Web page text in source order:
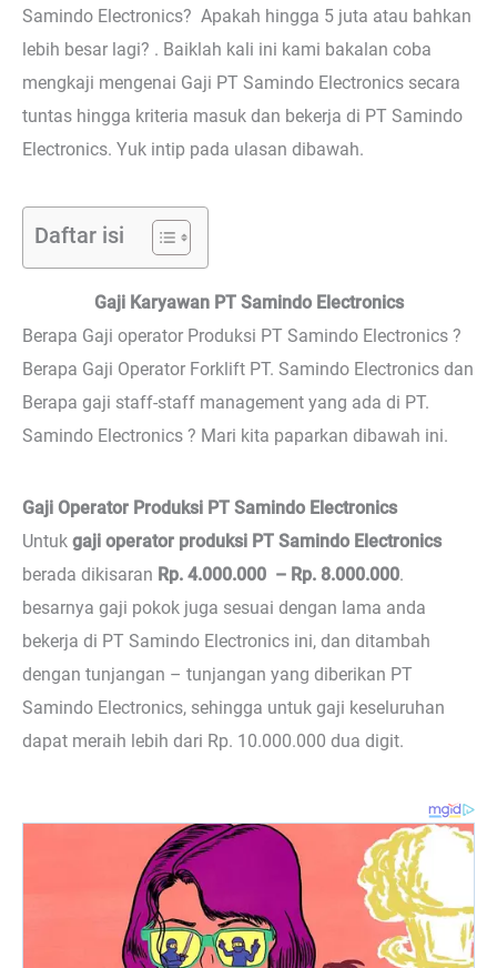
Samindo Electronics? Apakah hingga 5 juta atau bahkan
lebih besar lagi? . Baiklah kali ini kami bakalan coba
mengkaji mengenai Gaji PT Samindo Electronics secara
tuntas hingga kriteria masuk dan bekerja di PT Samindo
Electronics. Yuk intip pada ulasan dibawah.
Daftar isi
Gaji Karyawan PT Samindo Electronics
Berapa Gaji operator Produksi PT Samindo Electronics ?
Berapa Gaji Operator Forklift PT. Samindo Electronics dan
Berapa gaji staff-staff management yang ada di PT.
Samindo Electronics ? Mari kita paparkan dibawah ini.
Gaji Operator Produksi PT Samindo Electronics
Untuk gaji operator produksi PT Samindo Electronics
berada dikisaran Rp. 4.000.000 – Rp. 8.000.000.
besarnya gaji pokok juga sesuai dengan lama anda
bekerja di PT Samindo Electronics ini, dan ditambah
dengan tunjangan – tunjangan yang diberikan PT
Samindo Electronics, sehingga untuk gaji keseluruhan
dapat meraih lebih dari Rp. 10.000.000 dua digit.